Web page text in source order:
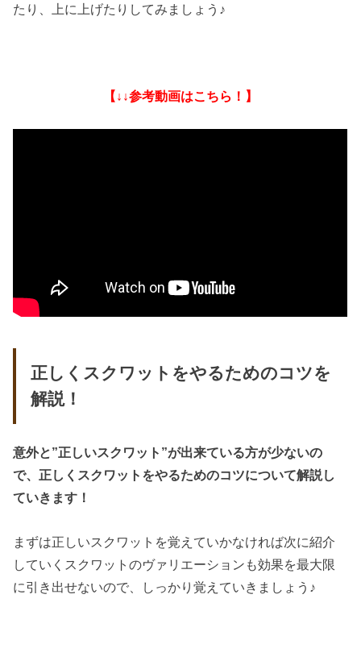
たり、上に上げたりしてみましょう♪
【↓↓参考動画はこちら！】
正しくスクワットをやるためのコツを
解説！
意外と”正しいスクワット”が出来ている方が少ないの
で、正しくスクワットをやるためのコツについて解説し
ていきます！
まずは正しいスクワットを覚えていかなければ次に紹介
していくスクワットのヴァリエーションも効果を最大限
に引き出せないので、しっかり覚えていきましょう♪